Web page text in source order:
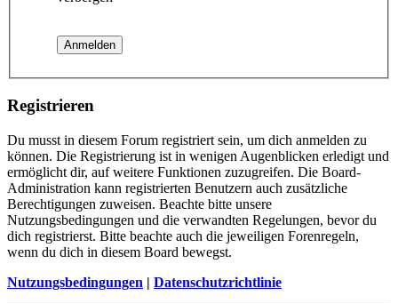
Registrieren
Du musst in diesem Forum registriert sein, um dich anmelden zu
können. Die Registrierung ist in wenigen Augenblicken erledigt und
ermöglicht dir, auf weitere Funktionen zuzugreifen. Die Board-
Administration kann registrierten Benutzern auch zusätzliche
Berechtigungen zuweisen. Beachte bitte unsere
Nutzungsbedingungen und die verwandten Regelungen, bevor du
dich registrierst. Bitte beachte auch die jeweiligen Forenregeln,
wenn du dich in diesem Board bewegst.
Nutzungsbedingungen | Datenschutzrichtlinie